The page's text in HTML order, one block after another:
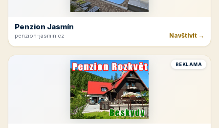
Penzion Jasmín
penzion-jasmin.cz Navštívit →
REKLAMA